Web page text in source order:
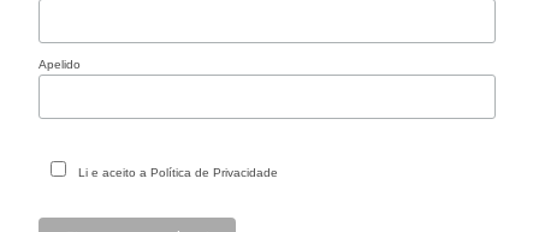
Apelido
Li e aceito a Política de Privacidade